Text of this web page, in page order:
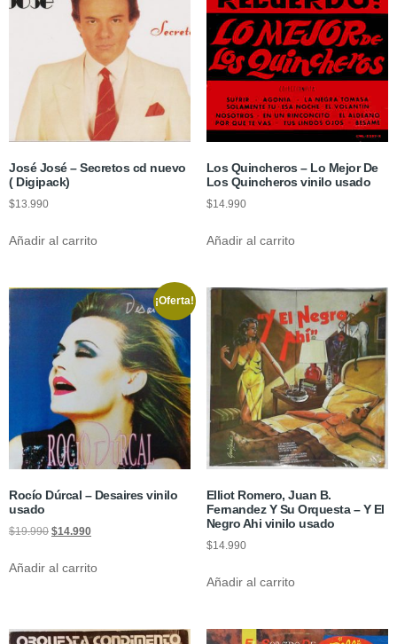
José José – Secretos cd nuevo
( Digipack)
$13.990
Añadir al carrito
Los Quincheros ‎– Lo Mejor De
Los Quincheros vinilo usado
$14.990
Añadir al carrito
¡Oferta!
Rocío Dúrcal – Desaires vinilo
usado
$19.990 $14.990
Añadir al carrito
Elliot Romero, Juan B.
Fernandez Y Su Orquesta – Y El
Negro Ahi vinilo usado
$14.990
Añadir al carrito